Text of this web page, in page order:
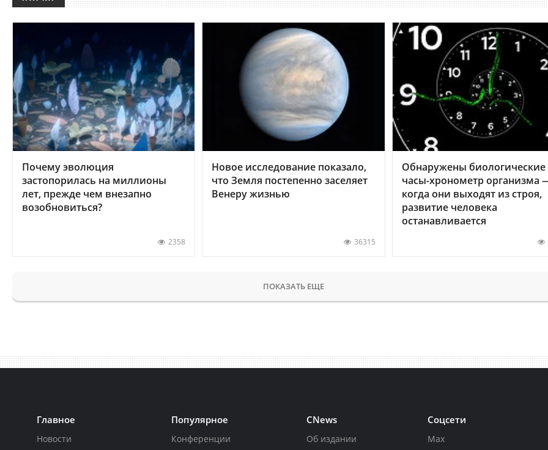
Почему эволюция
застопорилась на миллионы
лет, прежде чем внезапно
возобновиться?
2358
Новое исследование показало,
что Земля постепенно заселяет
Венеру жизнью
36315
Обнаружены биологические
часы-хронометр организма
когда они выходят из строя,
развитие человека
останавливается
ПОКАЗАТЬ ЕЩЕ
Главное
Новости
Популярное
Конференции
CNews
Об издании
Соцсети
Max